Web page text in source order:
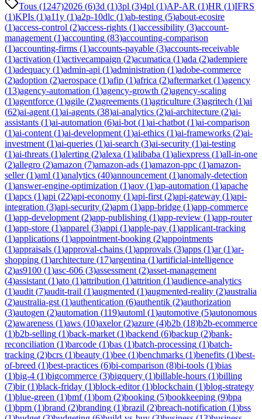
Tous (1247)2026 (6)3d (1)3pl (3)4pl (1)AP-AR (1)HR (1)IFRS
(1)KPIs (1)a11y (1)a2p-10dlc (1)ab-testing (5)about-ecosire
(1)access-control (2)access-rights (1)accessibility (3)account-
management (1)accounting (83)accounting-comparison
(1)accounting-firms (1)accounts-payable (3)accounts-receivable
(1)activation (1)activecampaign (2)acumatica (1)ada (2)adempiere
(1)adequacy (1)admin-api (1)administration (1)adobe-commerce
(2)adoption (2)aerospace (1)afip (1)africa (2)aftermarket (1)agency
(13)agency-automation (1)agency-growth (2)agency-scaling
(1)agentforce (1)agile (2)agreements (1)agriculture (3)agritech (1)ai
(62)ai-agent (1)ai-agents (38)ai-analytics (2)ai-architecture (2)ai-
assistants (1)ai-automation (6)ai-bot (1)ai-chatbot (1)ai-comparison
(1)ai-content (1)ai-development (1)ai-ethics (1)ai-frameworks (2)ai-
investment (1)ai-queries (1)ai-search (3)ai-security (1)ai-testing
(1)ai-threats (1)alerting (2)alexa (1)alibaba (1)aliexpress (1)all-in-one
(2)allegro (2)amazon (7)amazon-ads (1)amazon-ppc (1)amazon-
seller(1)aml (1)analytics (40)announcement (1)anomaly-detection
(1)answer-engine-optimization (1)aov (1)ap-automation (1)apache
(1)apcs (1)api (22)api-economy (1)api-first (2)api-gateway (1)api-
integration (3)api-security (2)apm (1)app-bridge (1)app-commerce
(1)app-development (2)app-publishing (1)app-review (1)app-router
(1)app-store (1)apparel (3)appi (1)apple-pay (1)applicant-tracking
(1)applications (1)appointment-booking (2)appointments
(1)appraisals (1)approval-chains (1)approvals (3)apps (1)ar(1)ar-
shopping (1)architecture (17)argentina (1)artificial-intelligence
(2)as9100 (1)asc-606 (3)assessment (2)asset-management
(4)assistant (1)ato (1)attribution (1)attrition (1)audience-analytics
(1)audit (7)audit-trail (1)augmented (1)augmented-reality (2)australia
(2)australia-gst (1)authentication (6)authentik (2)authorization
(3)autogen (2)automation (119)automl (1)automotive (5)autonomous
(2)awareness (1)aws (10)axelor(2)azure (4)b2b (18)b2b-ecommerce
(1)b2b-selling (1)back-market (1)backend (6)backup (2)bank-
reconciliation (1)barcode (1)bas (1)batch-processing (1)batch-
tracking (2)bcrs (1)beauty (1)bee (1)benchmarks (1)benefits (1)best-
of-breed (1)best-practices (6)bi-comparison (8)bi-tools (1)bias
(1)big-4 (1)bigcommerce (3)bigquery (1)billable-hours (1)billing
(7)bir(1)black-friday (1)block-editor(1)blockchain (1)blog-strategy
(1)blue-green (1)bmf(1)bom (2)booking (5)bookkeeping (9)bpa
(1)bpm (1)brand (2)branding (1)brazil (2)breach-notification (1)bss